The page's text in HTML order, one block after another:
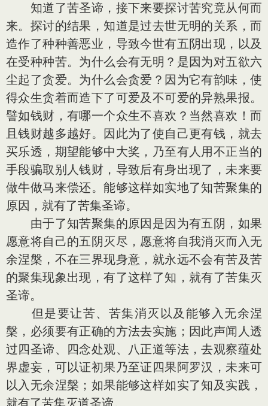
知道了苦圣谛，接下来要探讨苦究竟从何而
来。探讨的结果，知道是过去世无明的关系，而
造作了种种善恶业，导致今世有五阴出现，以及
在受种种苦。为什么会有无明？是因为对五欲六
尘起了贪爱。为什么会贪爱？因为它有韵味，使
得众生贪着而造下了可爱及不可爱的异熟果报。
譬如钱财，有哪一个众生不喜欢？当然喜欢！而
且钱财越多越好。因此为了使自己更有钱，就去
买乐透，期望能够中大奖，乃至有人用不正当的
手段骗取别人钱财，导致后有身出现了，未来要
做牛做马来偿还。能够这样如实地了知苦聚集的
原因，就有了苦集圣谛。
由于了知苦聚集的原因是因为有五阴，如果
愿意将自己的五阴灭尽，愿意将自我消灭而入无
余涅槃，不在三界现身意，就永远不会有苦及苦
的聚集现象出现，有了这样了知，就有了苦集灭
圣谛。
但是要让苦、苦集消灭以及能够入无余涅
槃，必须要有正确的方法去实施；因此声闻人透
过四圣谛、四念处观、八正道等法，去观察蕴处
界虚妄，可以证初果乃至证四果阿罗汉，未来可
以入无余涅槃；如果能够这样如实了知及实践，
就有了苦集灭道圣谛。